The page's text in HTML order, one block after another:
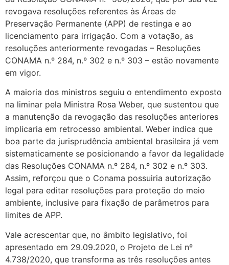
revogava resoluções referentes às Áreas de
Preservação Permanente (APP) de restinga e ao
licenciamento para irrigação. Com a votação, as
resoluções anteriormente revogadas – Resoluções
CONAMA n.º 284, n.º 302 e n.º 303 – estão novamente
em vigor.
A maioria dos ministros seguiu o entendimento exposto
na liminar pela Ministra Rosa Weber, que sustentou que
a manutenção da revogação das resoluções anteriores
implicaria em retrocesso ambiental. Weber indica que
boa parte da jurisprudência ambiental brasileira já vem
sistematicamente se posicionando a favor da legalidade
das Resoluções CONAMA n.º 284, n.º 302 e n.º 303.
Assim, reforçou que o Conama possuiria autorização
legal para editar resoluções para proteção do meio
ambiente, inclusive para fixação de parâmetros para
limites de APP.
Vale acrescentar que, no âmbito legislativo, foi
apresentado em 29.09.2020, o Projeto de Lei nº
4.738/2020, que transforma as três resoluções antes